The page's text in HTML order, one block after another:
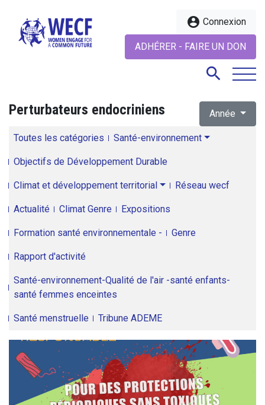
account_circle Connexion
ADHÉRER - FAIRE UN DON
search
Perturbateurs endocriniens Année
Toutes les catégories Santé-environnement
Objectifs de Développement Durable
Climat et développement territorial Réseau wecf
Actualité Climat Genre Expositions
Formation santé environnementale - Genre
Rapport d'activité
Santé-environnement-Qualité de l'air -santé enfants-
santé femmes enceintes
Santé menstruelle Tribune ADEME